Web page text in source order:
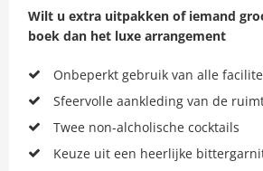
Wilt u extra uitpakken of iemand
boek dan het luxe arrangement
Onbeperkt gebruik van alle
Sfeervolle aankleding van de
Twee non-alcholische cocktails
Keuze uit een heerlijke